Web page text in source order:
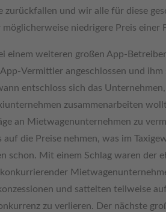
zurückfallen und wir alle für diese
niedrigere Preis einer
einem weiteren großen App-
Vermittler angeschlossen und
entschloss sich das
zusammenarbeiten
an Mietwagenunternehmen zu
die Preise nehmen, was im
schon. Mit einem Schlag waren der
und sattelten teilweise
zu verlieren. Der nächste